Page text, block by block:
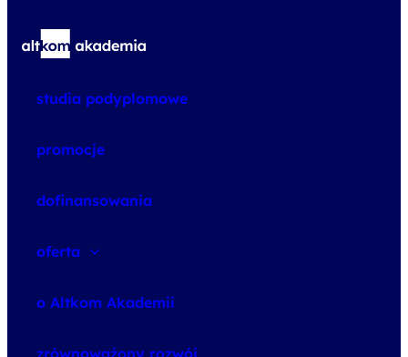
studia podyplomowe
promocje
dofinansowania
oferta
o Altkom Akademii
zrównoważony rozwój